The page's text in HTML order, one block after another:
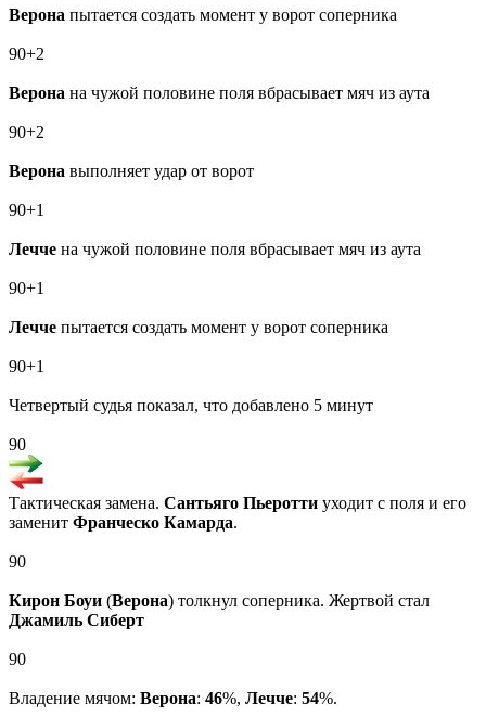
Верона пытается создать момент у ворот соперника
90+2
Верона на чужой половине поля вбрасывает мяч из аута
90+2
Верона выполняет удар от ворот
90+1
Лечче на чужой половине поля вбрасывает мяч из аута
90+1
Лечче пытается создать момент у ворот соперника
90+1
Четвертый судья показал, что добавлено 5 минут
90
Тактическая замена. Сантьяго Пьеротти уходит с поля и его
заменит Франческо Камарда.
90
Кирон Боуи (Верона) толкнул соперника. Жертвой стал
Джамиль Сиберт
90
Владение мячом: Верона: 46%, Лечче: 54%.